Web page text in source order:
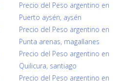
Precio del Peso argentino en
Puerto aysén, aysén
Precio del Peso argentino en
Punta arenas, magallanes
Precio del Peso argentino en
Quilicura, santiago
Precio del Peso argentino en